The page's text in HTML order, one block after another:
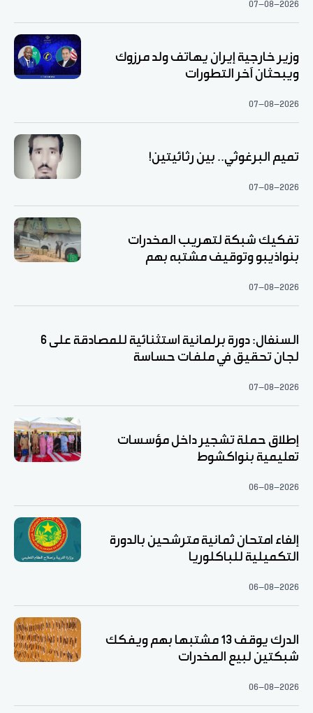
07-08-2026
وزير خارجية إيران يهاتف ولد مرزوك
ويبحثان آخر التطورات
07-08-2026
تميم البرغوثي.. بين رثائيتين!
07-08-2026
تفكيك شبكة لتهريب المخدرات
بنواذيبو وتوقيف مشتبه بهم
07-08-2026
السنغال: دورة برلمانية استثنائية للمصادقة على 6
لجان تحقيق في ملفات حساسة
07-08-2026
إطلاق حملة تشجير داخل مؤسسات
تعليمية بنواكشوط
06-08-2026
إلغاء امتحان ثمانية مترشحين بالدورة
التكميلية للباكلوريا
06-08-2026
الدرك يوقف 13 مشتبها بهم ويفكك
شبكتين لبيع المخدرات
06-08-2026